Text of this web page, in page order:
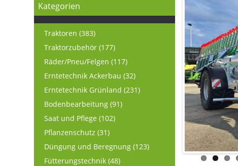
Kategorien
Traktoren (383)
Traktorzubehör (177)
Räder/Pneu/Felgen (117)
Erntetechnik Ackerbau (32)
Erntetechnik Grünland (231)
Bodenbearbeitung (91)
Saat und Pflege (102)
Pflanzenschutz (31)
Düngung und Beregnung (123)
Fütterungstechnik (48)